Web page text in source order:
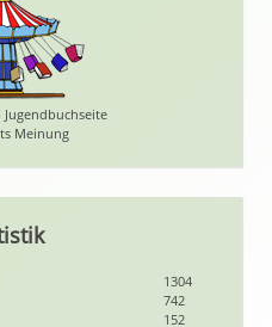
Meinung
1304
742
152